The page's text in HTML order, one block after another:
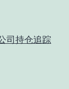
司持仓追踪